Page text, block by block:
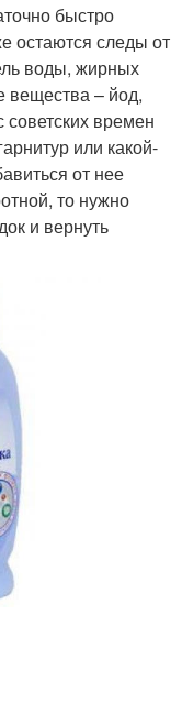
быстро
остаются следы от
воды, жирных
вещества – йод,
времен
или какой-
от нее
то нужно
и вернуть